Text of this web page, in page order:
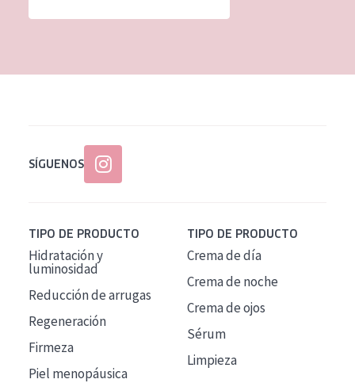
Todas las edades
SÍGUENOS
TIPO DE PRODUCTO
Hidratación y
luminosidad
Reducción de arrugas
Regeneración
Firmeza
Piel menopáusica
TIPO DE PRODUCTO
Crema de día
Crema de noche
Crema de ojos
Sérum
Limpieza